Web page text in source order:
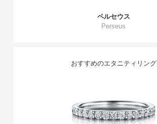
ペルセウス
Perseus
おすすめのエタニティリング